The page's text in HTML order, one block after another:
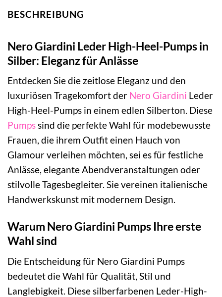
BESCHREIBUNG
Nero Giardini Leder High-Heel-Pumps in
Silber: Eleganz für Anlässe
Entdecken Sie die zeitlose Eleganz und den
luxuriösen Tragekomfort der Nero Giardini Leder
High-Heel-Pumps in einem edlen Silberton. Diese
Pumpssind die perfekte Wahl für modebewusste
Frauen, die ihrem Outfit einen Hauch von
Glamour verleihen möchten, sei es für festliche
Anlässe, elegante Abendveranstaltungen oder
stilvolle Tagesbegleiter. Sie vereinen italienische
Handwerkskunst mit modernem Design.
Warum Nero Giardini Pumps Ihre erste
Wahl sind
Die Entscheidung für Nero Giardini Pumps
bedeutet die Wahl für Qualität, Stil und
Langlebigkeit. Diese silberfarbenen Leder-High-